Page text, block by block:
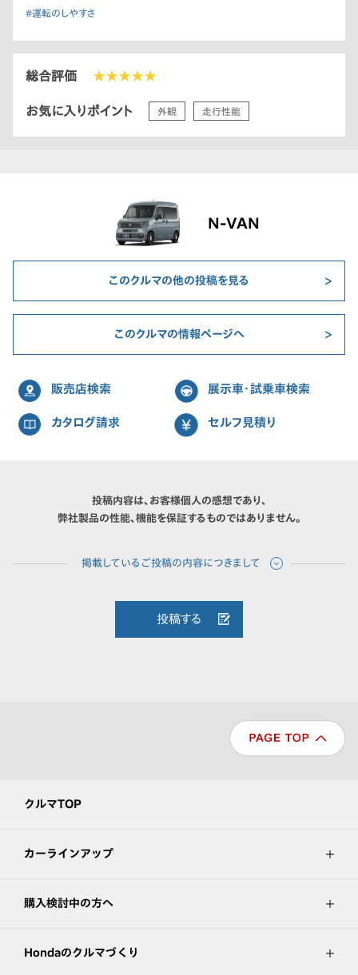
#運転のしやすさ
総合評価 ★★★★★
お気に入りポイント 外観 走行性能
N-VAN
このクルマの他の投稿を見る
このクルマの情報ページへ
販売店検索 展示車・試乗車検索
カタログ請求 セルフ見積り
投稿内容は、お客様個人の感想であり、
弊社製品の性能、機能を保証するものではありません。
投稿する
クルマTOP
カーラインアップ
購入検討中の方へ
Hondaのクルマづくり